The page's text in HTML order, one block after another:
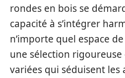
rondes en bois se
capacité à s’intégrer
n’importe quel espace
une sélection
variées qui séduisent les